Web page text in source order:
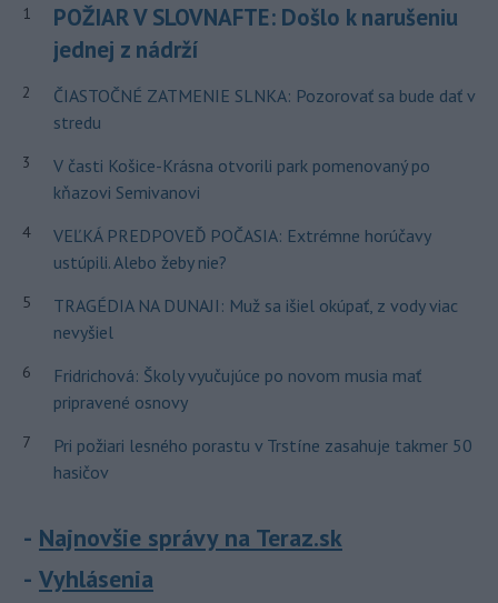
1
POŽIAR V SLOVNAFTE: Došlo k narušeniu
jednej z nádrží
2
ČIASTOČNÉ ZATMENIE SLNKA: Pozorovať sa bude dať v
stredu
3
V časti Košice-Krásna otvorili park pomenovaný po
kňazovi Semivanovi
4
VEĽKÁ PREDPOVEĎ POČASIA: Extrémne horúčavy
ustúpili. Alebo žeby nie?
5
TRAGÉDIA NA DUNAJI: Muž sa išiel okúpať, z vody viac
nevyšiel
6
Fridrichová: Školy vyučujúce po novom musia mať
pripravené osnovy
7
Pri požiari lesného porastu v Trstíne zasahuje takmer 50
hasičov
Najnovšie správy na Teraz.sk
Vyhlásenia